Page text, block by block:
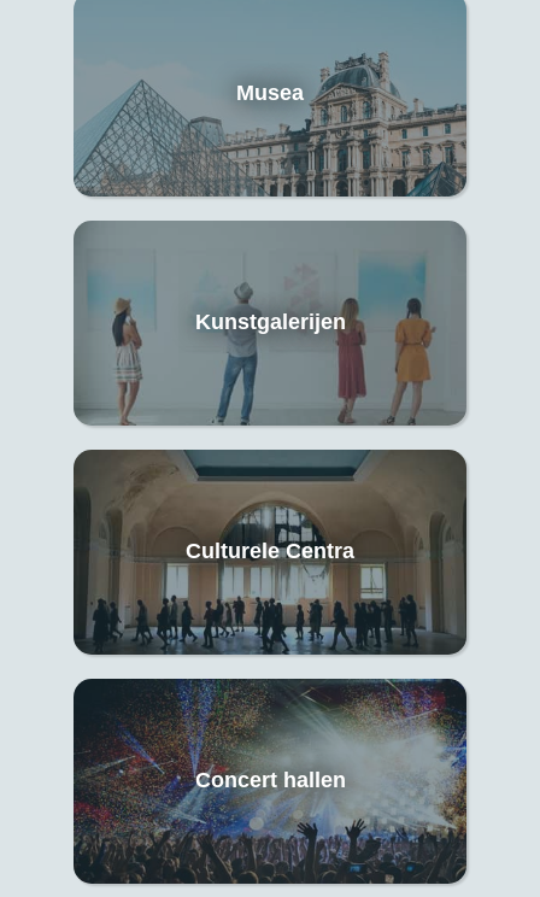
Musea
Kunstgalerijen
Culturele Centra
Concert hallen